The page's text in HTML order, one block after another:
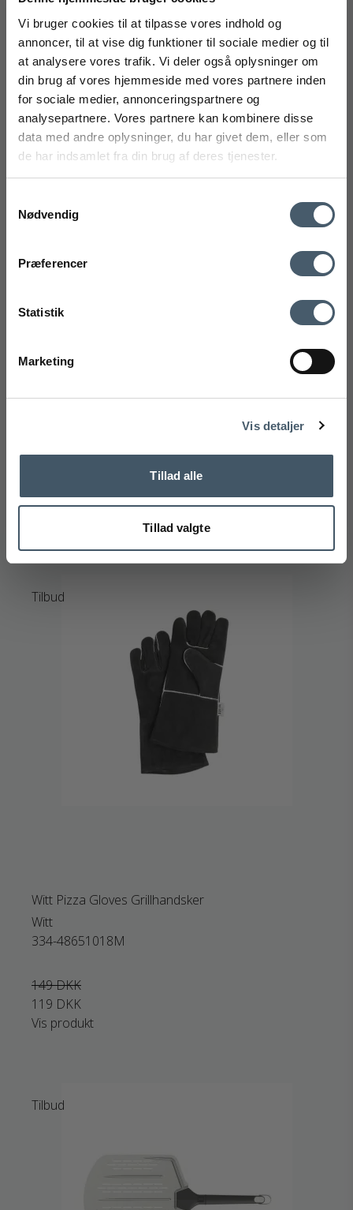
Vi bruger cookies til at tilpasse vores indhold og
annoncer, til at vise dig funktioner til sociale medier og til
at analysere vores trafik. Vi deler også oplysninger om
din brug af vores hjemmeside med vores partnere inden
for sociale medier, annonceringspartnere og
analysepartnere. Vores partnere kan kombinere disse
data med andre oplysninger, du har givet dem, eller som
de har indsamlet fra din brug af deres tjenester.
Nødvendig
Præferencer
Statistik
Marketing
Vis detaljer
Tillad alle
Tillad valgte
Vis produkt
Tilbud
306 DKK
Tilbud
Witt Pizza Gloves Grillhandsker
Witt
334-48651018M
149 DKK
119 DKK
Vis produkt
Tilbud
FÅ 20% RABAT
*Din rabat kan ikke bruges på i forvejen nedsatte varer eller på
produkter fra Rocket
.
markedsføring med gode tilbud og inspiration. Du kan altid trække dit
samtykke tilbage. Med dit samtykke accepterer du desuden vores